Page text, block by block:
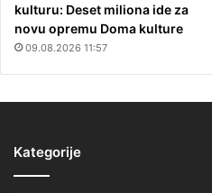
kulturu: Deset miliona ide za
novu opremu Doma kulture
09.08.2026 11:57
Kategorije